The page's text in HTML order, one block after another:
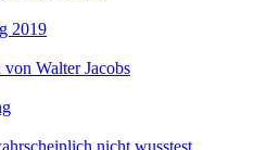
2019
Walter Jacobs
nicht wusstest